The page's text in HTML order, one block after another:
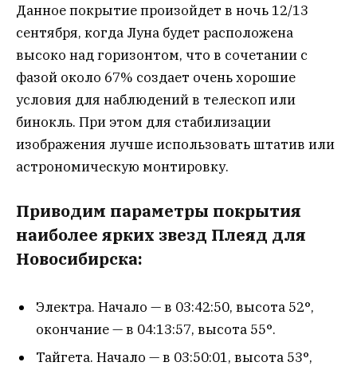
Данное покрытие произойдет в ночь 12/13
сентября, когда Луна будет расположена
высоко над горизонтом, что в сочетании с
фазой около 67% создает очень хорошие
условия для наблюдений в телескоп или
бинокль. При этом для стабилизации
изображения лучше использовать штатив или
астрономическую монтировку.
Приводим параметры покрытия
наиболее ярких звезд Плеяд для
Новосибирска:
Электра. Начало — в 03:42:50, высота 52°,
окончание — в 04:13:57, высота 55°.
Тайгета. Начало — в 03:50:01, высота 53°,